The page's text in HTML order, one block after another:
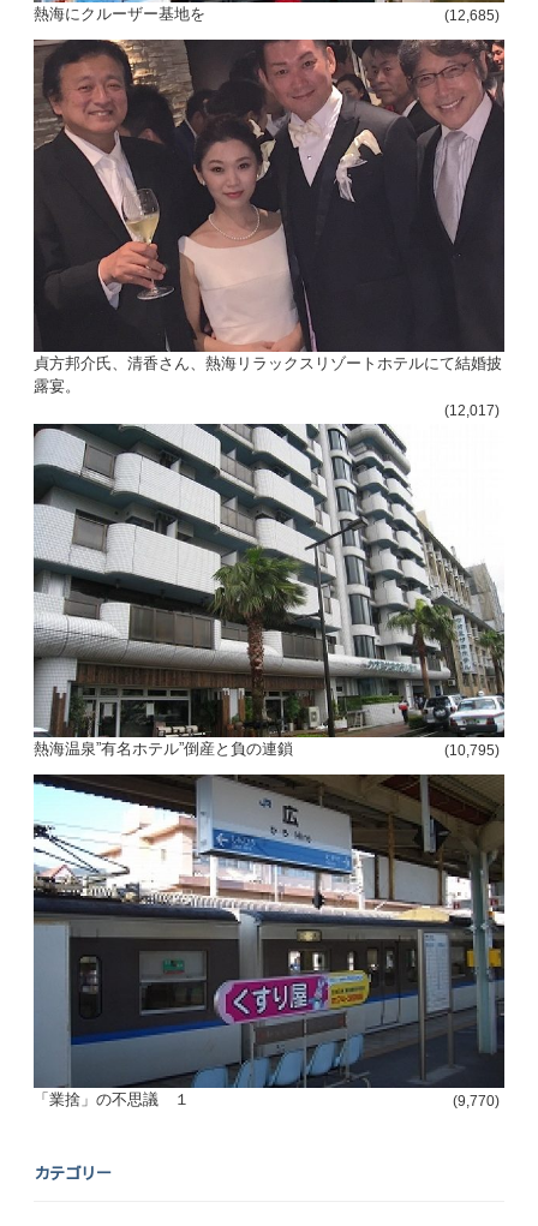
熱海にクルーザー基地を (12,685)
貞方邦介氏、清香さん、熱海リラックスリゾートホテルにて結婚披
露宴。
(12,017)
熱海温泉”有名ホテル”倒産と負の連鎖 (10,795)
「業捨」の不思議 １ (9,770)
カテゴリー